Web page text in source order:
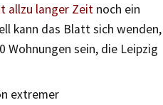
allzu langer Zeit noch ein
kann das Blatt sich wenden,
Wohnungen sein, die Leipzig
extremer